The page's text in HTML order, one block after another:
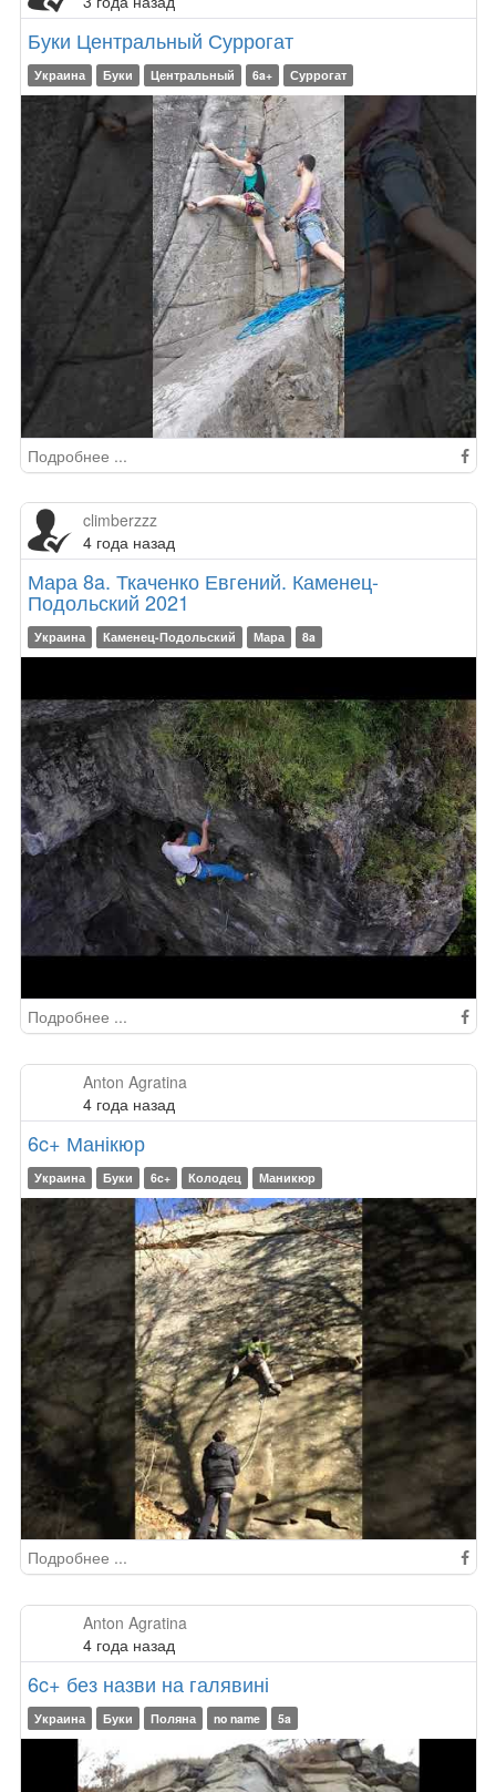
Буки Центральный Суррогат
Украина Буки Центральный 6a+ Суррогат
Подробнее ...
climberzzz
4 года назад
Мара 8a. Ткаченко Евгений. Каменец-
Подольский 2021
Украина Каменец-Подольский Мара 8a
Подробнее ...
Anton Agratina
4 года назад
6c+ Манікюр
Украина Буки 6c+ Колодец Маникюр
Подробнее ...
Anton Agratina
4 года назад
6c+ без назви на галявині
Украина Буки Поляна no name 5a